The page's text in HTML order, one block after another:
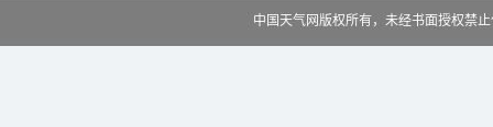
中国天气网版权所有，未经书面授权